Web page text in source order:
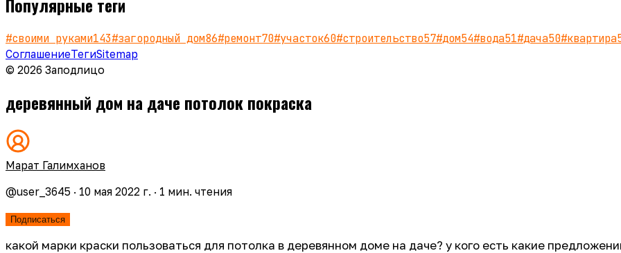
Популярные теги
#своими руками143#загородный дом86#ремонт70#участок60#строительство57#дом54#вода51#дача50#квартира
СоглашениеТегиSitemap
© 2026 Заподлицо
деревянный дом на даче потолок покраска
Марат Галимханов
@user_3645 · 10 мая 2022 г. · 1 мин. чтения
Подписаться
какой марки краски пользоваться для потолка в деревянном доме на даче? у кого есть какие